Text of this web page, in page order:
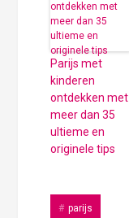
Parijs met
kinderen
ontdekken met
meer dan 35
ultieme en
originele tips
parijs